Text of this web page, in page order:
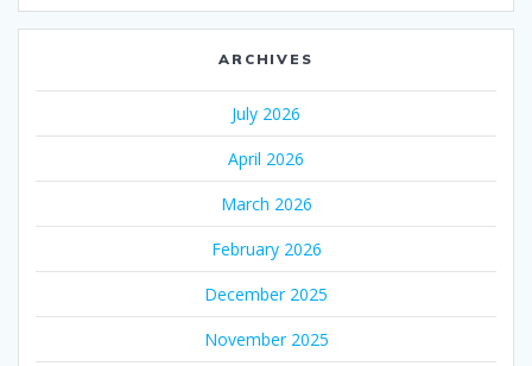
ARCHIVES
July 2026
April 2026
March 2026
February 2026
December 2025
November 2025